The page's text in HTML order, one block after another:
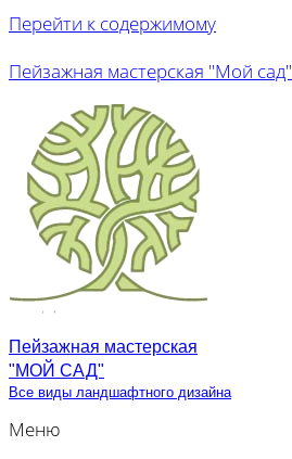
Перейти к содержимому
Пейзажная мастерская "Мой сад"
Пейзажная мастерская
"МОЙ САД"
Все виды ландшафтного дизайна
Меню